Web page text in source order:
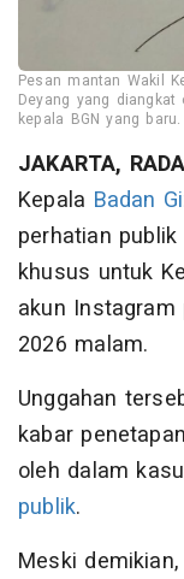
Pesan mantan Wakil
Deyang yang
kepala BGN yang
JAKARTA,
Kepala Badan
perhatian
khusus untuk
akun Instagram
2026 malam.
Unggahan
kabar
oleh dalam
publik.
Meski